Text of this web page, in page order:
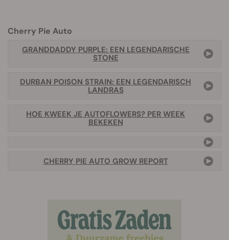
Cherry Pie Auto
GRANDDADDY PURPLE: EEN LEGENDARISCHE
STONE
DURBAN POISON STRAIN: EEN LEGENDARISCH
LANDRAS
HOE KWEEK JE AUTOFLOWERS? PER WEEK
BEKEKEN
CHERRY PIE AUTO GROW REPORT